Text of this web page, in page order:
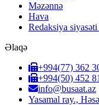
Məzənnə
Hava
Redaksiya siyasəti
Əlaqə
+994(77) 362
+994(50) 452
info@busaat.az
Yasamal ray.,